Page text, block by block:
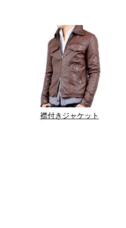
襟付きジャケット